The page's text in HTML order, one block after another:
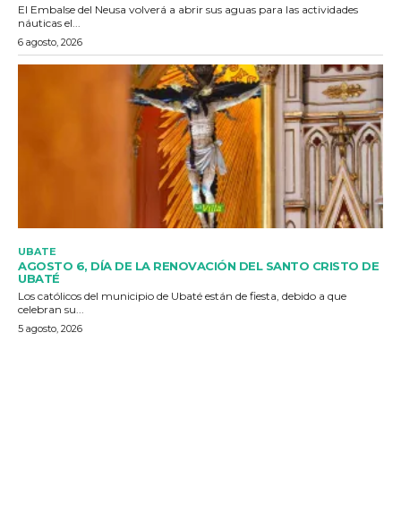
El Embalse del Neusa volverá a abrir sus aguas para las actividades
náuticas el...
6 agosto, 2026
UBATE
AGOSTO 6, DÍA DE LA RENOVACIÓN DEL SANTO CRISTO DE
UBATÉ
Los católicos del municipio de Ubaté están de fiesta, debido a que
celebran su...
5 agosto, 2026